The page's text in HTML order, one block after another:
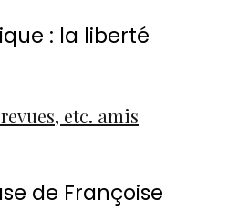
: la liberté
etc. amis
de Françoise